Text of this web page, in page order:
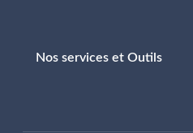
Nos services et Outils